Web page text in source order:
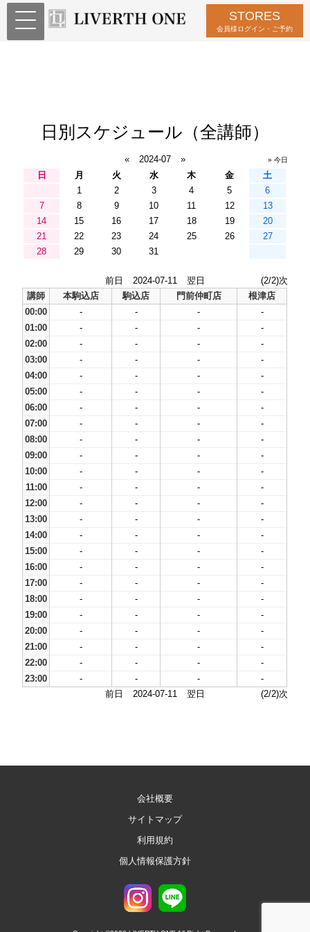
STORES
会員様ログイン・ご予約
日別スケジュール（全講師）
« 2024-07 » » 今日
日 月 火 水 木 金
土
1
2 3 4 5
6
7
8 9 10 11 12
13
14
15 16 17 18 19
20
21
22 23 24 25 26
27
28
29 30 31
前日 2024-07-11 翌日
(2/2)次
講師
本駒込店 駒込店 門前仲町店
根津店
00:00
- - -
-
01:00
- - -
-
02:00
- - -
-
03:00
- - -
-
04:00
- - -
-
05:00
- - -
-
06:00
- - -
-
07:00
- - -
-
08:00
- - -
-
09:00
- - -
-
10:00
- - -
-
11:00
- - -
-
12:00
- - -
-
13:00
- - -
-
14:00
- - -
-
15:00
- - -
-
16:00
- - -
-
17:00
- - -
-
18:00
- - -
-
19:00
- - -
-
20:00
- - -
-
21:00
- - -
-
22:00
- - -
-
23:00
- - -
-
前日
2024-07-11 翌日 (2/2)次
会社概要
サイトマップ
利用規約
個人情報保護方針